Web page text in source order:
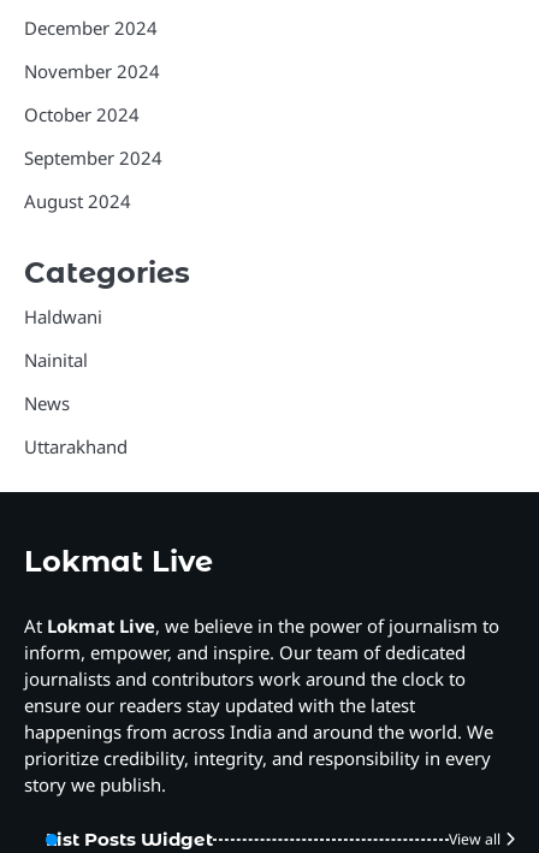
December 2024
November 2024
October 2024
September 2024
August 2024
Categories
Haldwani
Nainital
News
Uttarakhand
Lokmat Live
At Lokmat Live, we believe in the power of journalism to
inform, empower, and inspire. Our team of dedicated
journalists and contributors work around the clock to
ensure our readers stay updated with the latest
happenings from across India and around the world. We
prioritize credibility, integrity, and responsibility in every
story we publish.
List Posts Widget View all